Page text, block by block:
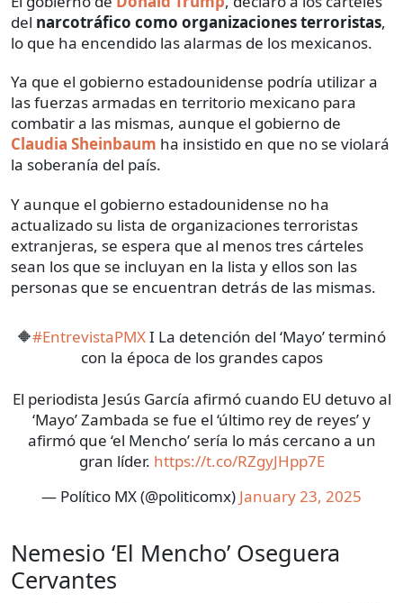
del narcotráfico como organizaciones terroristas,
lo que ha encendido las alarmas de los mexicanos.
Ya que el gobierno estadounidense podría utilizar a
las fuerzas armadas en territorio mexicano para
combatir a las mismas, aunque el gobierno de
Claudia Sheinbaum ha insistido en que no se violará
la soberanía del país.
Y aunque el gobierno estadounidense no ha
actualizado su lista de organizaciones terroristas
extranjeras, se espera que al menos tres cárteles
sean los que se incluyan en la lista y ellos son las
personas que se encuentran detrás de las mismas.
🔶#EntrevistaPMXI La detención del ‘Mayo’ terminó
con la época de los grandes capos
El periodista Jesús García afirmó cuando EU detuvo al
‘Mayo’ Zambada se fue el ‘último rey de reyes’ y
afirmó que ‘el Mencho’ sería lo más cercano a un
gran líder. https://t.co/RZgyJHpp7E
— Político MX (@politicomx) January 23, 2025
Nemesio ‘El Mencho’ Oseguera
Cervantes